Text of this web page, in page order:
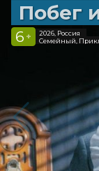
Побег
6 +
2026, Россия
Семейный,